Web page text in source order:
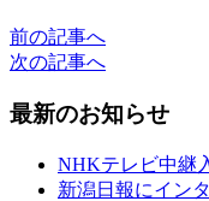
前の記事へ
次の記事へ
最新のお知らせ
NHKテレビ中継
新潟日報にイン